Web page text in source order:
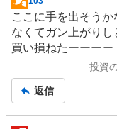
掲
示
板
記
ここに手を出そう
なくてガン上がり
買い損ねたーーーー
投資
返信